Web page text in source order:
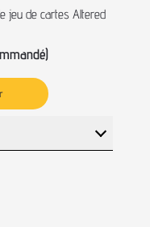
jeu de cartes Altered